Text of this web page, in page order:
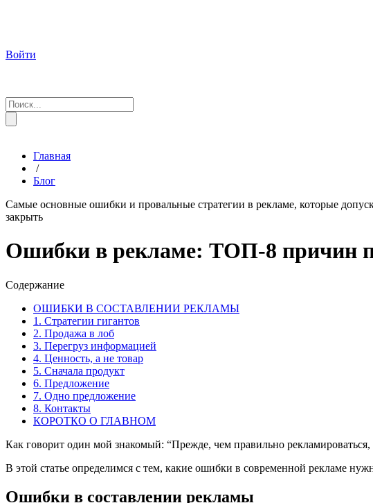
Войти
Главная
/
Блог
Самые основные ошибки и провальные стратегии в рекламе, которые
закрыть
Ошибки в рекламе: ТОП-8 причин
Содержание
ОШИБКИ В СОСТАВЛЕНИИ РЕКЛАМЫ
1. Стратегии гигантов
2. Продажа в лоб
3. Перегруз информацией
4. Ценность, а не товар
5. Сначала продукт
6. Предложение
7. Одно предложение
8. Контакты
КОРОТКО О ГЛАВНОМ
Как говорит один мой знакомый: “Прежде, чем правильно рекламироваться,
В этой статье определимся с тем, какие ошибки в современной рекламе
Ошибки в составлении рекламы